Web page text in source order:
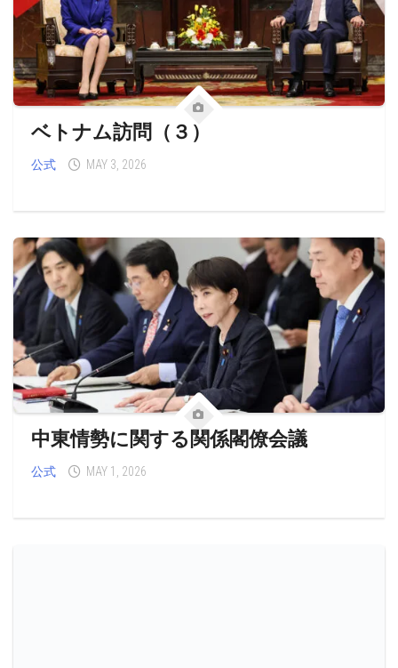
ベトナム訪問（３）
公式 MAY 3, 2026
中東情勢に関する関係閣僚会議
公式 MAY 1, 2026